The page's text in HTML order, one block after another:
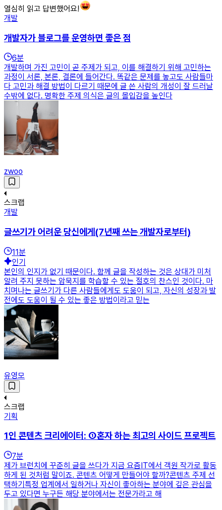
열심히 읽고 답변했어요!
개발
개발자가 블로그를 운영하면 좋은 점
6분
개발하며 가진 고민이 곧 주제가 되고, 이를 해결하기 위해 고민하는
과정이 서론, 본론, 결론에 들어간다. 똑같은 문제를 놓고도 사람들마
다 고민과 해결 방법이 다르기 때문에 글 쓴 사람의 개성이 잘 드러날
수밖에 없다. 명확한 주제 의식은 글의 몰입감을 높인다
zwoo
스크랩
개발
글쓰기가 어려운 당신에게(7년째 쓰는 개발자로부터)
11분
인기
본인의 인지가 없기 때문이다. 함께 글을 작성하는 것은 상대가 미처
알려 주지 못하는 암묵지를 학습할 수 있는 절호의 찬스인 것이다. 마
치며나는 글쓰기가 다른 사람들에게도 도움이 되고, 자신의 성장과 발
전에도 도움이 될 수 있는 좋은 방법이라고 믿는
유영모
스크랩
기획
1인 콘텐츠 크리에이터: ①혼자 하는 최고의 사이드 프로젝트
7분
제가 브런치에 꾸준히 글을 쓰다가 지금 요즘IT에서 객원 작가로 활동
하게 된 것처럼 말이죠. 콘텐츠 어떻게 만들어야 할까?콘텐츠 주제 선
택하기특정 업계에서 일하거나 자신이 좋아하는 분야에 깊은 관심을
두고 있다면 누구든 해당 분야에서는 전문가라고 해